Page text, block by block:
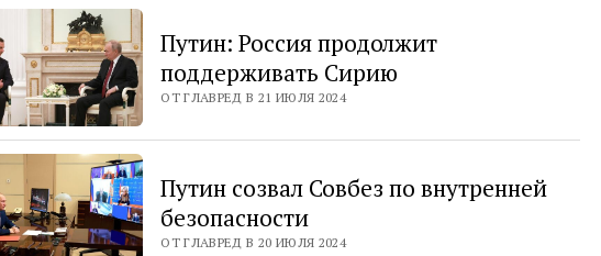
Путин: Россия продолжит
поддерживать Сирию
ОТ ГЛАВРЕД В 21 ИЮЛЯ 2024
Путин созвал Совбез по внутренней
безопасности
ОТ ГЛАВРЕД В 20 ИЮЛЯ 2024